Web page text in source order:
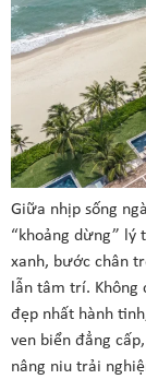
Giữa nhịp sống
“khoảng dừng” lý
xanh, bước chân
lẫn tâm trí.
đẹp nhất hành
ven biển đẳng
nâng niu trải